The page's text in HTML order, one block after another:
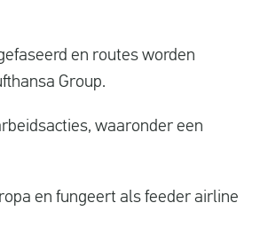
en routes worden
Group.
waaronder een
en fungeert als feeder airline